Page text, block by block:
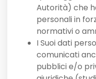
Autorità) che
personali in
normativi o
I Suoi dati
comunicati
pubblici e/o